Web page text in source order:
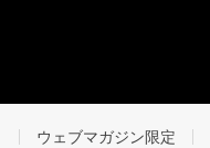
ウェブマガジン限定